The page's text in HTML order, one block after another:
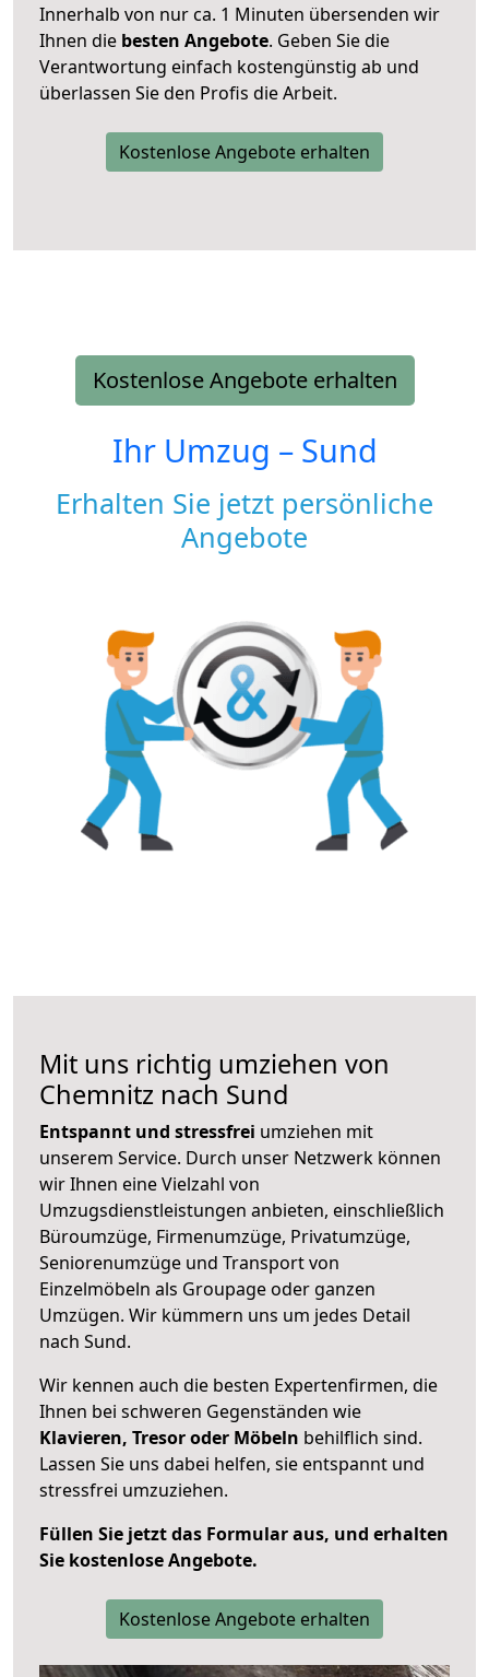
Innerhalb von nur ca. 1 Minuten übersenden wir
Ihnen die besten Angebote. Geben Sie die
Verantwortung einfach kostengünstig ab und
überlassen Sie den Profis die Arbeit.
Kostenlose Angebote erhalten
Kostenlose Angebote erhalten
Ihr Umzug – Sund
Erhalten Sie jetzt persönliche
Angebote
Mit uns richtig umziehen von
Chemnitz nach Sund
Entspannt und stressfrei umziehen mit
unserem Service. Durch unser Netzwerk können
wir Ihnen eine Vielzahl von
Umzugsdienstleistungen anbieten, einschließlich
Büroumzüge, Firmenumzüge, Privatumzüge,
Seniorenumzüge und Transport von
Einzelmöbeln als Groupage oder ganzen
Umzügen. Wir kümmern uns um jedes Detail
nach Sund.
Wir kennen auch die besten Expertenfirmen, die
Ihnen bei schweren Gegenständen wie
Klavieren, Tresor oder Möbeln behilflich sind.
Lassen Sie uns dabei helfen, sie entspannt und
stressfrei umzuziehen.
Füllen Sie jetzt das Formular aus, und erhalten
Sie kostenlose Angebote.
Kostenlose Angebote erhalten